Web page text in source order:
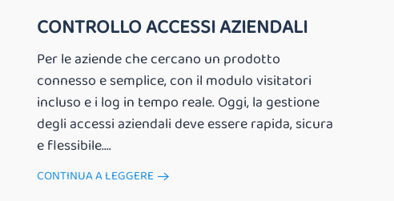
CONTROLLO ACCESSI AZIENDALI
Per le aziende che cercano un prodotto
connesso e semplice, con il modulo visitatori
incluso e i log in tempo reale. Oggi, la gestione
degli accessi aziendali deve essere rapida, sicura
e flessibile....
CONTINUA A LEGGERE